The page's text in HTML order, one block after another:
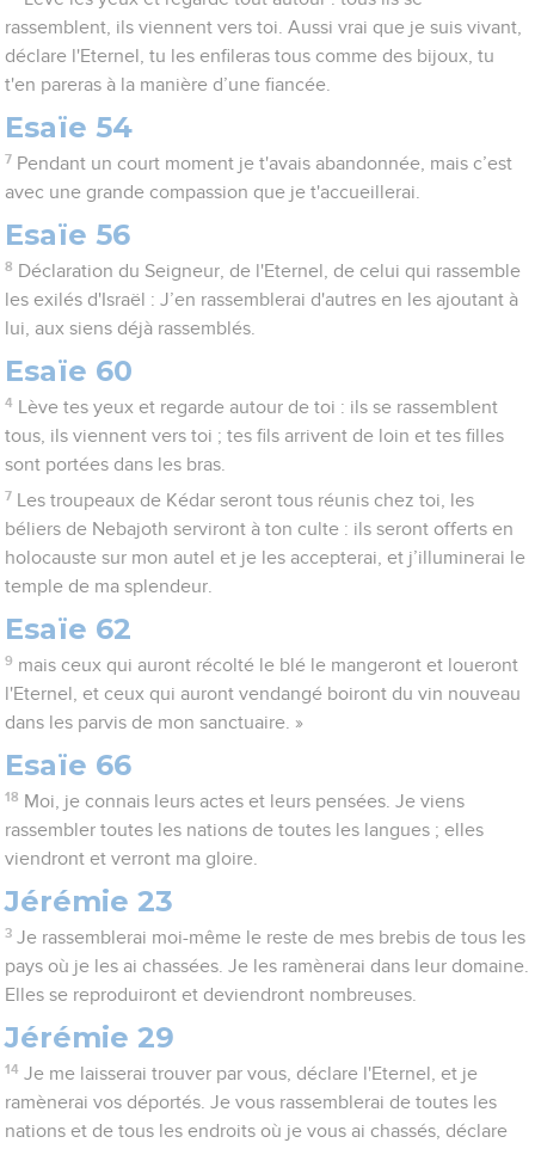
rassemblent, ils viennent vers toi. Aussi vrai que je suis vivant,
déclare l'Eternel, tu les enfileras tous comme des bijoux, tu
t'en pareras à la manière d’une fiancée.
Esaïe 54
7 Pendant un court moment je t'avais abandonnée, mais c’est
avec une grande compassion que je t'accueillerai.
Esaïe 56
8 Déclaration du Seigneur, de l'Eternel, de celui qui rassemble
les exilés d'Israël : J’en rassemblerai d'autres en les ajoutant à
lui, aux siens déjà rassemblés.
Esaïe 60
4
Lève tes yeux et regarde autour de toi : ils se rassemblent
tous, ils viennent vers toi ; tes fils arrivent de loin et tes filles
sont portées dans les bras.
7
Les troupeaux de Kédar seront tous réunis chez toi, les
béliers de Nebajoth serviront à ton culte : ils seront offerts en
holocauste sur mon autel et je les accepterai, et j’illuminerai le
temple de ma splendeur.
Esaïe 62
9 mais ceux qui auront récolté le blé le mangeront et loueront
l'Eternel, et ceux qui auront vendangé boiront du vin nouveau
dans les parvis de mon sanctuaire. »
Esaïe 66
18 Moi, je connais leurs actes et leurs pensées. Je viens
rassembler toutes les nations de toutes les langues ; elles
viendront et verront ma gloire.
Jérémie 23
3 Je rassemblerai moi-même le reste de mes brebis de tous les
pays où je les ai chassées. Je les ramènerai dans leur domaine.
Elles se reproduiront et deviendront nombreuses.
Jérémie 29
14 Je me laisserai trouver par vous, déclare l'Eternel, et je
ramènerai vos déportés. Je vous rassemblerai de toutes les
nations et de tous les endroits où je vous ai chassés, déclare